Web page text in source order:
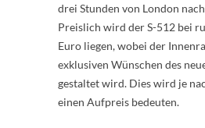
drei Stunden von London
Preislich wird der S-512 bei
Euro liegen, wobei der
exklusiven Wünschen des
gestaltet wird. Dies wird je
einen Aufpreis bedeuten.